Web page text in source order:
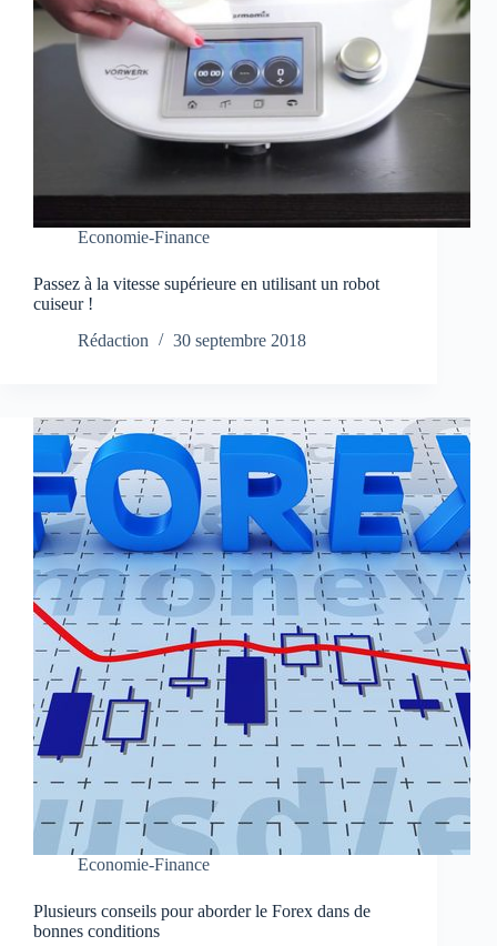
Economie-Finance
Passez à la vitesse supérieure en utilisant un robot
cuiseur !
Rédaction
30 septembre 2018
Economie-Finance
Plusieurs conseils pour aborder le Forex dans de
bonnes conditions